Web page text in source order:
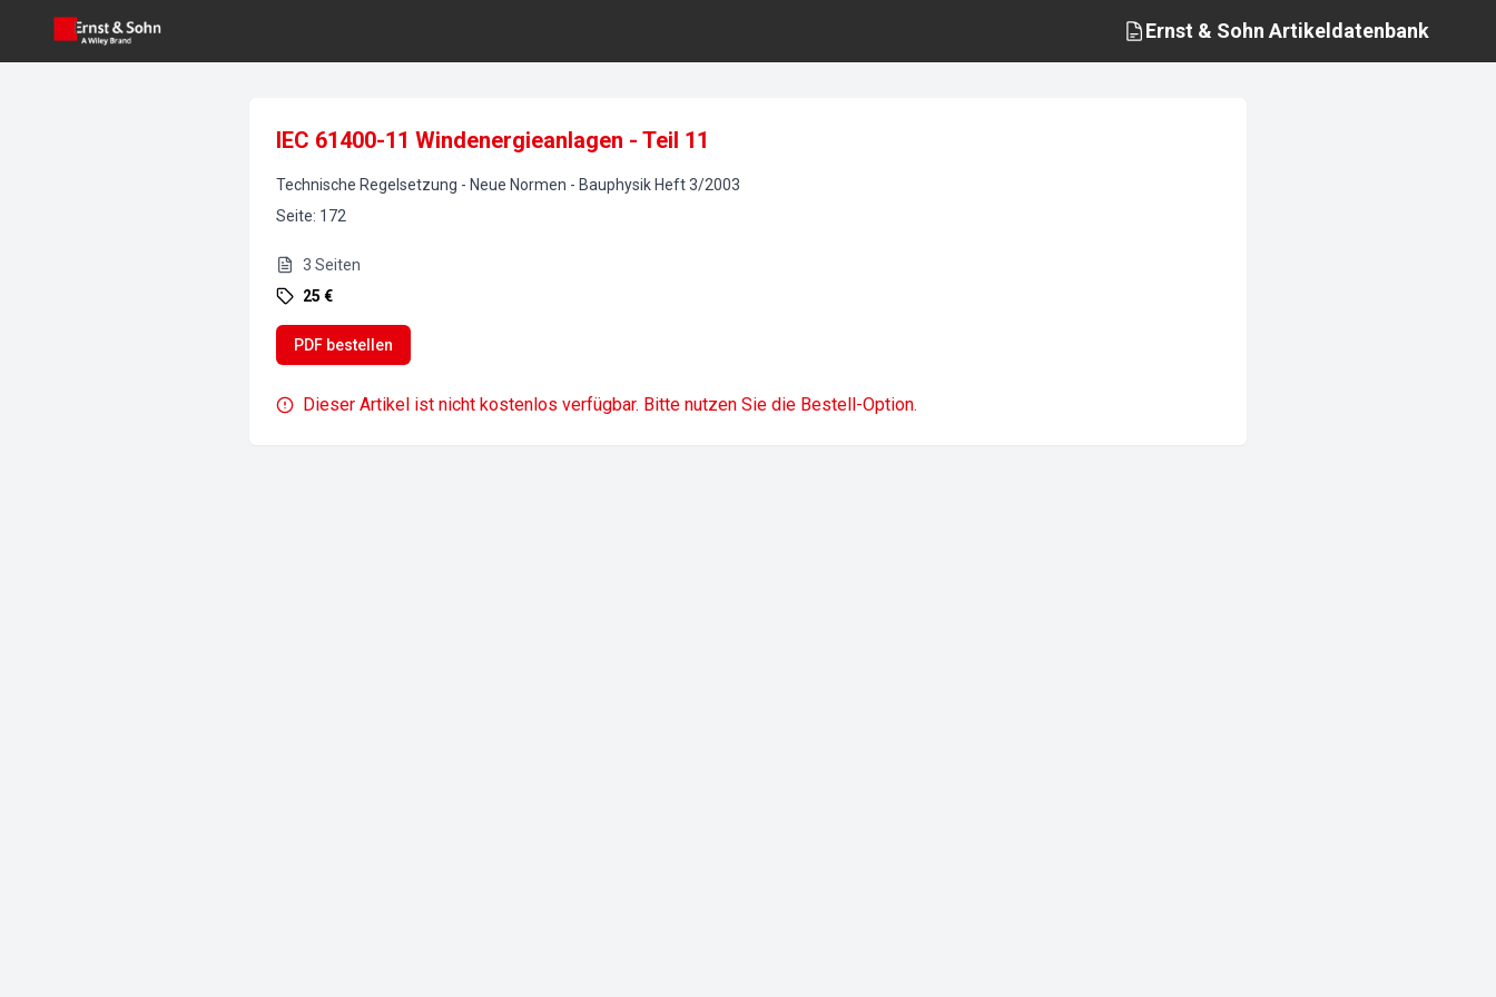
Ernst & Sohn Artikeldatenbank
IEC 61400-11 Windenergieanlagen - Teil 11
Technische Regelsetzung - Neue Normen - Bauphysik Heft3/2003
Seite: 172
3 Seiten
25 €
PDF bestellen
Dieser Artikel ist nicht kostenlos verfügbar. Bitte nutzen Sie die Bestell-Option.